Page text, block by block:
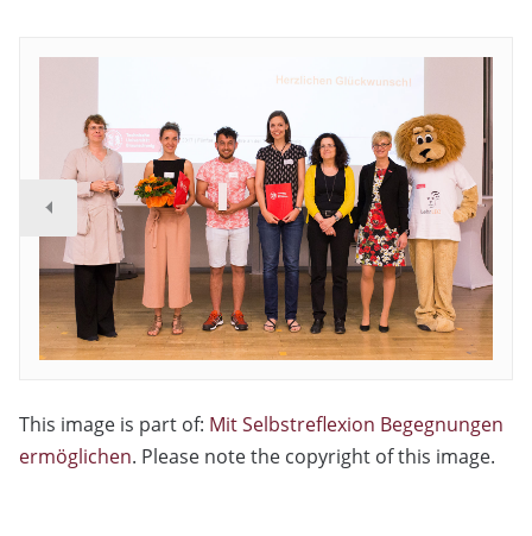
This image is part of: Mit Selbstreflexion Begegnungen
ermöglichen. Please note the copyright of this image.